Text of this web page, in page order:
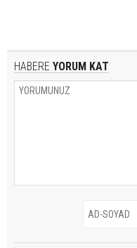
HABERE YORUM KAT